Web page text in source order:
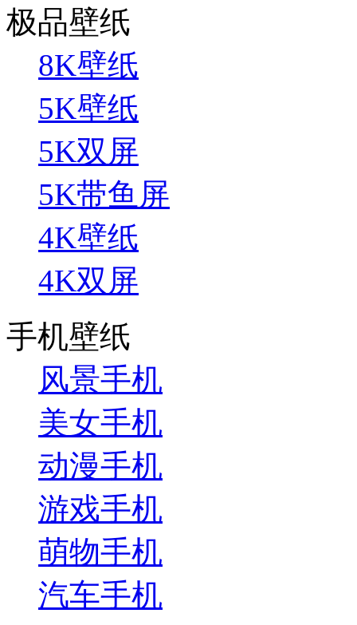
极品壁纸
8K壁纸
5K壁纸
5K双屏
5K带鱼屏
4K壁纸
4K双屏
手机壁纸
风景手机
美女手机
动漫手机
游戏手机
萌物手机
汽车手机